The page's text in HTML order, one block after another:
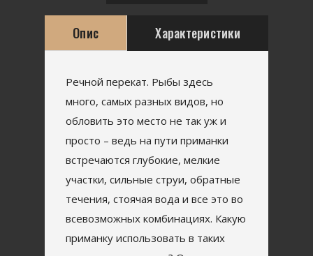
Опис Характеристики
Речной перекат. Рыбы здесь
много, самых разных видов, но
обловить это место не так уж и
просто – ведь на пути приманки
встречаются глубокие, мелкие
участки, сильные струи, обратные
течения, стоячая вода и все это во
всевозможных комбинациях. Какую
приманку использовать в таких